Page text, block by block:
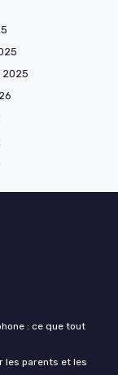
2025
: ce que tout
les parents et les